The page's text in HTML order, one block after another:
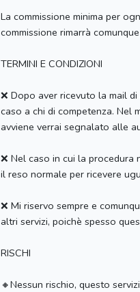
La commissione minima per
commissione rimarrà
TERMINI E CONDIZIONI
❌ Dopo aver ricevuto la mail
caso a chi di competenza. Nel
avviene verrai segnalato alle
❌ Nel caso in cui la
il reso normale per ricevere
❌ Mi riservo sempre e
altri servizi, poichè spesso
RISCHI
🔸Nessun rischio, questo